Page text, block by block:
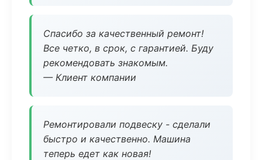
Спасибо за качественный ремонт!
Все четко, в срок, с гарантией. Буду
рекомендовать знакомым.
— Клиент компании
Ремонтировали подвеску - сделали
быстро и качественно. Машина
теперь едет как новая!